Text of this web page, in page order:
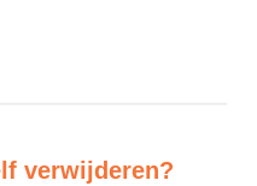
verwijderen?